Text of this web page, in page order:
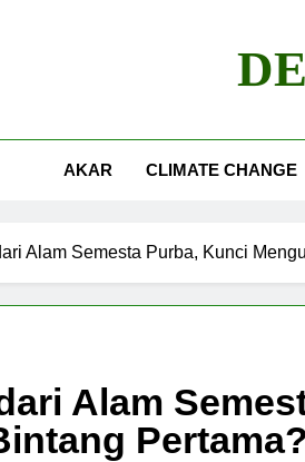
AKAR CLIMATE CHANGE
Alam Semesta Purba, Kunci
Alam
Pertama?